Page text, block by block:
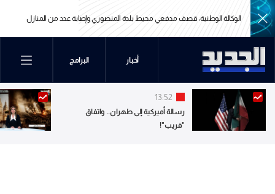
الوكالة الوطنية: قصف مدفعي محيط بلدة المنصوري وإصابة عدد من المنازل
الوكالة الوطنية: قصف مدفعي محيط بلدة المنصوري وإصابة عدد من المنازل
أخبار البرامج
13:52
رسالة أميركية إلى طهران.. واتفاق
"قريب"!